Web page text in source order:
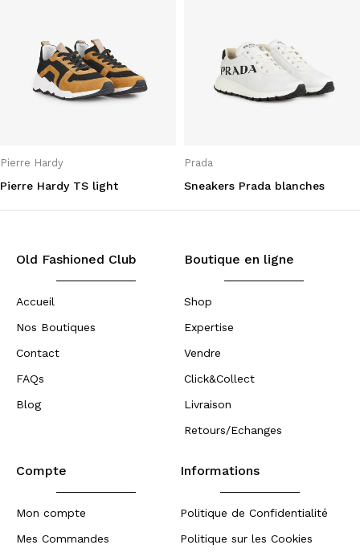
Pierre Hardy
Pierre Hardy TS light
Prada
Sneakers Prada blanches
Old Fashioned Club
Accueil
Nos Boutiques
Contact
FAQs
Blog
Boutique en ligne
Shop
Expertise
Vendre
Click&Collect
Livraison
Retours/Echanges
Compte
Mon compte
Mes Commandes
Informations
Politique de Confidentialité
Politique sur les Cookies